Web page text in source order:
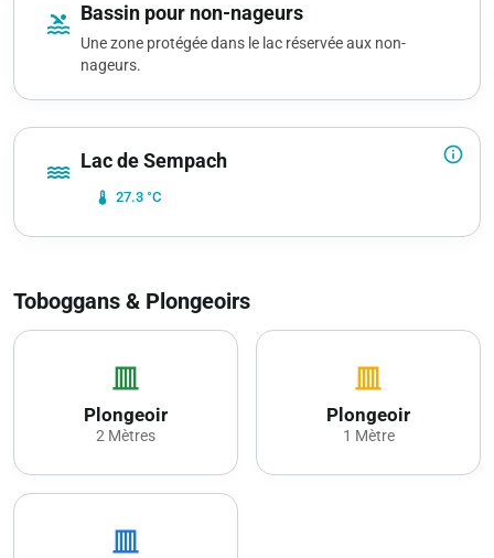
pool Bassin pour non-nageurs
Une zone protégée dans le lac réservée aux non-
nageurs.
info_outline
water Lac de Sempach
device_thermostat 27.3 °C
Toboggans & Plongeoirs
vertical_shades_closed
Plongeoir
2 Mètres
vertical_shades_closed
Plongeoir
1 Mètre
vertical_shades_closed